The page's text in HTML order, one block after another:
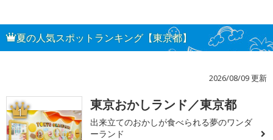
夏の人気スポットランキング【東京都】
2026/08/09 更新
1 東京おかしランド／東京都
出来立てのおかしが食べられる夢のワンダ
ーランド